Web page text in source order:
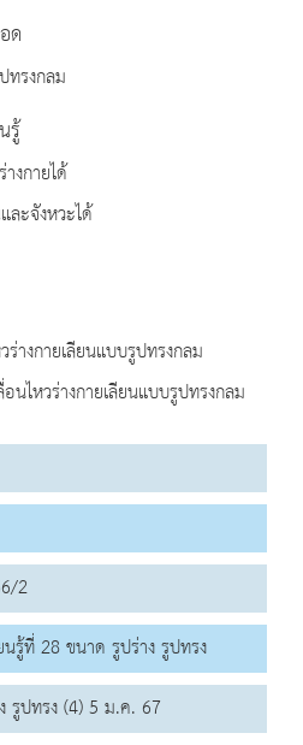
ด
ทรงกลม
รู้
งกายได้
ะจังหวะได้
หวร่างกายเลียนแบบรูปทรงกลม
นไหวร่างกายเลียนแบบรูปทรงกลม
2
นรู้ที่ 28 ขนาด รูปร่าง รูปทรง
รูปทรง (4) 5 ม.ค. 67